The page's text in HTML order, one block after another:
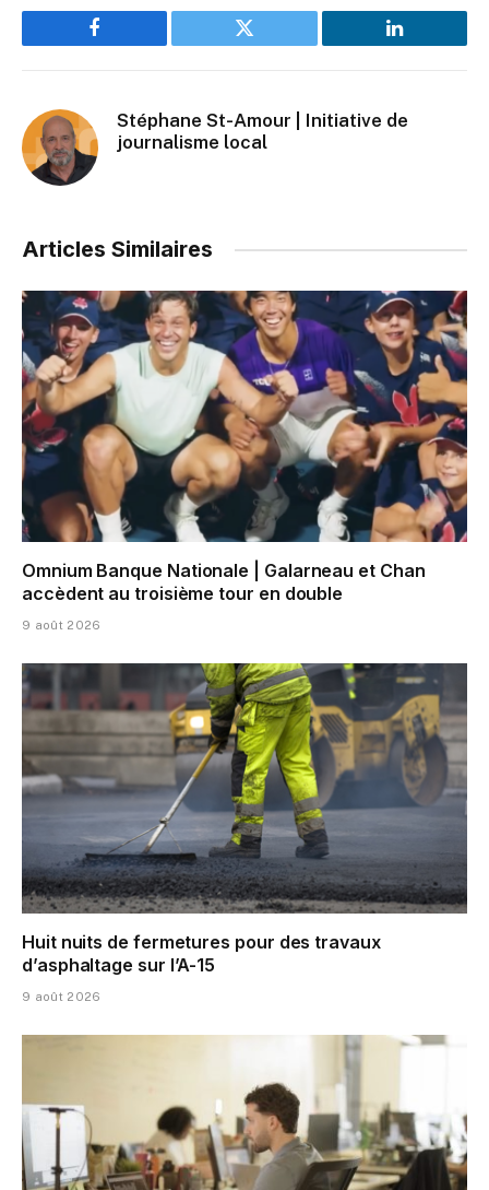
Facebook Twitter LinkedIn
Stéphane St-Amour | Initiative de
journalisme local
Articles Similaires
Omnium Banque Nationale | Galarneau et Chan
accèdent au troisième tour en double
9 août 2026
Huit nuits de fermetures pour des travaux
d’asphaltage sur l’A-15
9 août 2026